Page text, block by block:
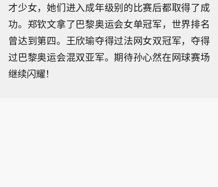
才少女，她们进入成年级别的比赛后都取得了成
功。郑钦文拿了巴黎奥运会女单冠军，世界排名
曾达到第四。王欣瑜夺得过法网女双冠军，夺得
过巴黎奥运会混双亚军。期待孙心然在网球赛场
继续闪耀！